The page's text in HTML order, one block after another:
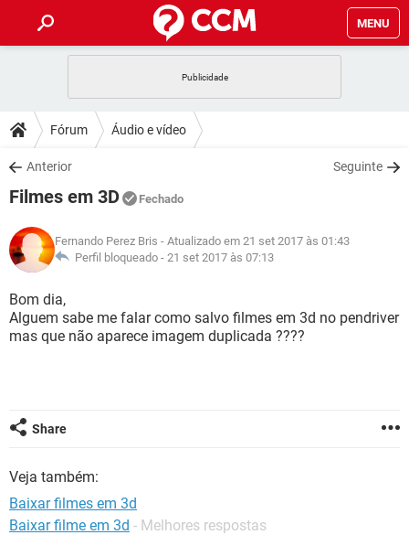
MENU
CELULAR
OUTLOOK
INSTAGRAM
GUIA DE COMPRAS
DICAS
JOGOS
INSTAGRAM GMAIL
GUIA DE COMPRAS
DOWNLOADS
JOGOS
CELULAR
OUTLOOK EXCEL
INSTAGRAM
GUIA DE COMPRAS
JOGOS WHATSAPP
CELULAR
OUTLOOK
INSTAGRAM GMAIL
GLOSSÁRIO
JOGOS
CELULAR FACEBOOK
GUIA DE COMPRAS
Fórum Áudio e vídeo
Anterior Seguinte
Filmes em 3D Fechado
Fernando Perez Bris - Atualizado em 21 set 2017 às 01:43
Perfil bloqueado - 21 set 2017 às 07:13
Bom dia,
Alguem sabe me falar como salvo filmes em 3d no pendriver
mas que não aparece imagem duplicada ????
Share
Veja também:
Baixar filmes em 3d
Baixar filme em 3d - Melhores respostas